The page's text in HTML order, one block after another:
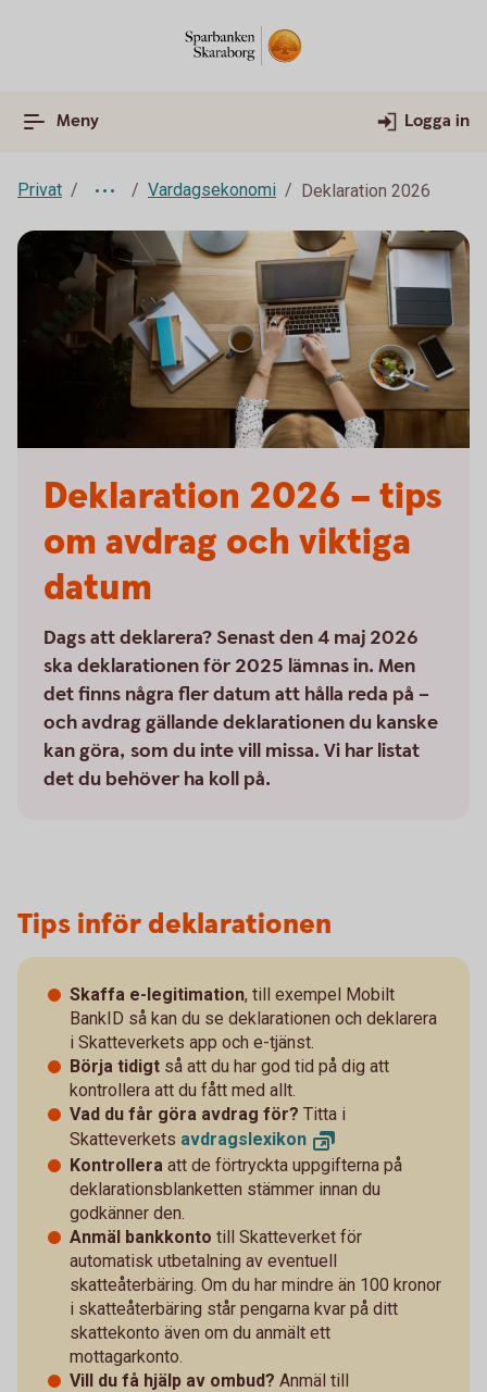
Meny Logga in
Privat Vardagsekonomi Deklaration 2026
Deklaration 2026 – tips
om avdrag och viktiga
datum
Dags att deklarera? Senast den 4 maj 2026
ska deklarationen för 2025 lämnas in. Men
det finns några fler datum att hålla reda på –
och avdrag gällande deklarationen du kanske
kan göra, som du inte vill missa. Vi har listat
det du behöver ha koll på.
Tips inför deklarationen
Skaffa e-legitimation, till exempel Mobilt
BankID så kan du se deklarationen och deklarera
i Skatteverkets app och e-tjänst.
Börja tidigt så att du har god tid på dig att
kontrollera att du fått med allt.
Vad du får göra avdrag för? Titta i
Skatteverkets avdragslexikon
Kontrollera att de förtryckta uppgifterna på
deklarationsblanketten stämmer innan du
godkänner den.
Anmäl bankkonto till Skatteverket för
automatisk utbetalning av eventuell
skatteåterbäring. Om du har mindre än 100 kronor
i skatteåterbäring står pengarna kvar på ditt
skattekonto även om du anmält ett
mottagarkonto.
Vill du få hjälp av ombud? Anmäl till